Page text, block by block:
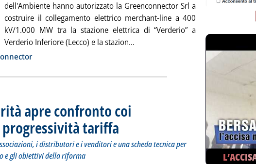
dell'Ambiente hanno autorizzato la Greenconnector Srl a
costruire il collegamento elettrico merchant-line a 400
kV/1.000 MW tra la stazione elettrica di “Verderio” a
Verderio Inferiore (Lecco) e la stazion... Leggi tutta la notizia: 'Elettricità,
notizia
apre confronto coi
tariffa . Sottotitolo: Seminario il 6 ottobre con le associazioni,
. Pubblicata giovedì 07 agosto 2014 alle 17.47.
i distributori e i venditori e una scheda tecnica per
e gli obiettivi della riforma